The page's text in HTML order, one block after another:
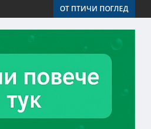
ОТ ПТИЧИ ПОГЛЕД